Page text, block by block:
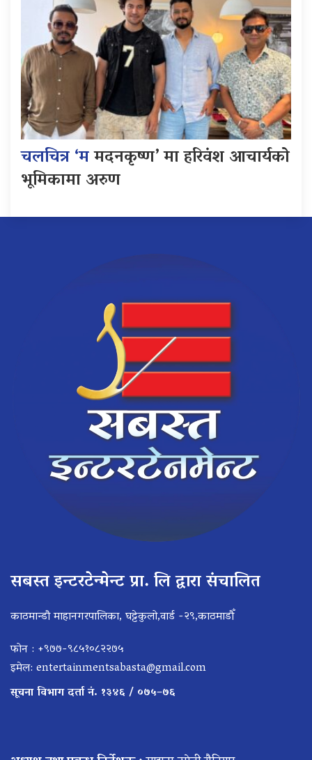
चलचित्र ‘ममदनकृष्ण’ मा हरिवंश आचार्यको
भूमिकामा अरुण
सबस्त इन्टरटेन्मेन्ट प्रा. लि द्वारा संचालित
काठमान्डौ माहानगरपालिका, घट्टेकुलो,वार्ड -२९,काठमाडौँ
फोन : +९७७-९८५१०८२२७५
इमेल: entertainmentsabasta@gmail.com
सूचना विभाग दर्ता नं. १३४६ / ०७५–७६